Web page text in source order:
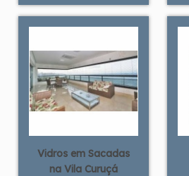
Vidros em Sacadas
na Vila Curuçá